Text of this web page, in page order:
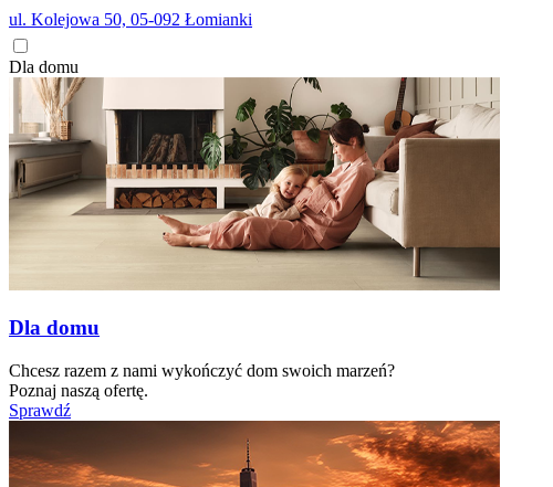
ul. Kolejowa 50, 05-092 Łomianki
Dla domu
Dla domu
Chcesz razem z nami wykończyć dom swoich marzeń?
Poznaj naszą ofertę.
Sprawdź